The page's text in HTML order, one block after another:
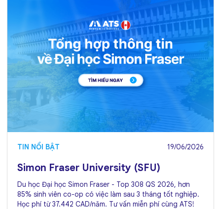
TIN NỔI BẬT 19/06/2026
Simon Fraser University (SFU)
Du học Đại học Simon Fraser - Top 308 QS 2026, hơn
85% sinh viên co-op có việc làm sau 3 tháng tốt nghiệp.
Học phí từ 37.442 CAD/năm. Tư vấn miễn phí cùng ATS!